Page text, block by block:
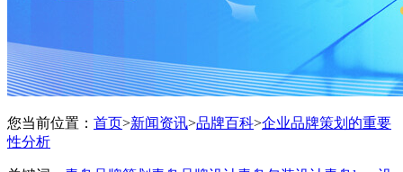
您当前位置： 首页>新闻资讯>品牌百科>企业品牌策划的重要
性分析